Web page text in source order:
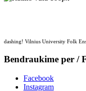
dashing! Vilnius University Folk
Bendraukime per /
Facebook
Instagram